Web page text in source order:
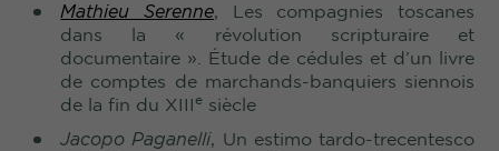
Mathieu Serenne, Les compagnies toscanes
dans la « révolution scripturaire et
documentaire ». Étude de cédules et d’un livre
de comptes de marchands-banquiers siennois
de la fin du XIII e siècle
Jacopo Paganelli, Un estimo tardo-trecentesco